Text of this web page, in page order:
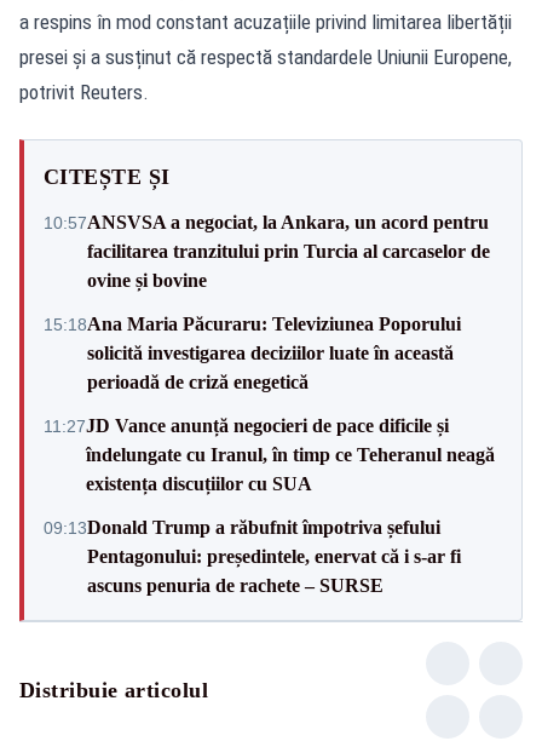
a respins în mod constant acuzațiile privind limitarea libertății
presei și a susținut că respectă standardele Uniunii Europene,
potrivit Reuters.
CITEȘTE ȘI
10:57ANSVSA a negociat, la Ankara, un acord pentru
facilitarea tranzitului prin Turcia al carcaselor de
ovine și bovine
15:18Ana Maria Păcuraru: Televiziunea Poporului
solicită investigarea deciziilor luate în această
perioadă de criză enegetică
11:27JD Vance anunță negocieri de pace dificile și
îndelungate cu Iranul, în timp ce Teheranul neagă
existența discuțiilor cu SUA
09:13Donald Trump a răbufnit împotriva șefului
Pentagonului: președintele, enervat că i s-ar fi
ascuns penuria de rachete – SURSE
Distribuie articolul